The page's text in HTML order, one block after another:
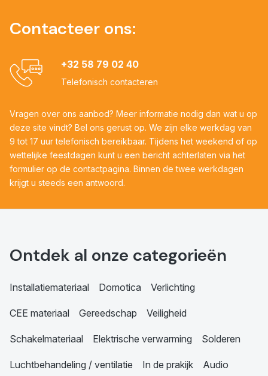
Contacteer ons:
+32 58 79 02 40
Telefonisch contacteren
Vragen over ons aanbod? Meer informatie nodig dan wat u op
deze site vindt? Bel ons gerust op. We zijn elke werkdag van
9 tot 17 uur telefonisch bereikbaar. Tijdens het weekend of op
wettelijke feestdagen kunt u een bericht achterlaten via het
formulier op de contactpagina. Binnen de twee werkdagen
krijgt u steeds een antwoord.
Ontdek al onze categorieën
Installatiemateriaal Domotica Verlichting
CEE materiaal Gereedschap Veiligheid
Schakelmateriaal Elektrische verwarming Solderen
Luchtbehandeling / ventilatie In de prakijk Audio